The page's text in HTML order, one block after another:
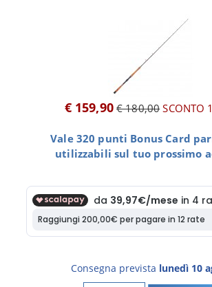
€ 159,90 € 180,00SCONTO
Vale 320 punti Bonus Card
utilizzabili sul tuo prossimo
Consegna prevista lunedì 10